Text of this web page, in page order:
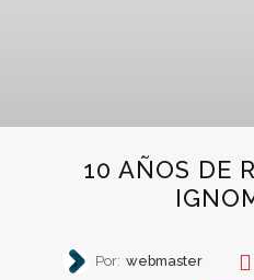
10 AÑOS DE
Por: webmaster